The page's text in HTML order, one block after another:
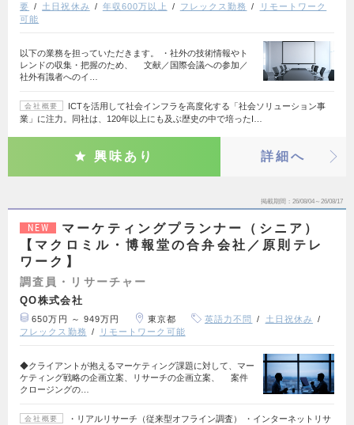
要
土日祝休み 年収600万以上 フレックス勤務
リモートワーク
可能
以下の業務を担っていただきます。 ・社外の技術情報やト
レンドの収集・把握のため、 文献／国際会議への参加／
社外有識者へのイ…
会社概要
ICTを活用して社会インフラを高度化する「社会ソリューション事
業」に注力。同社は、120年以上にも及ぶ歴史の中で培ったI…
興味あり 詳細へ
掲載期間 26/08/04～26/08/17
NEW
マーケティングプランナー（シニア）
【マクロミル・博報堂の合弁会社／原則テレ
ワーク】
調査員・リサーチャー
QO株式会社
650万円 ～ 949万円 東京都 英語力不問
土日祝休み
フレックス勤務
リモートワーク可能
◆クライアントが抱えるマーケティング課題に対して、マー
ケティング戦略の企画立案、リサーチの企画立案、 案件
クロージングの…
会社概要
・リアルリサーチ（従来型オフライン調査） ・インターネットリサ